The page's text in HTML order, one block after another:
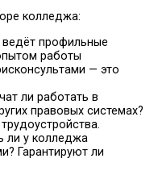
колледжа:
ведёт профильные
работы
— это
ли работать в
правовых системах?
ли у колледжа
Гарантируют ли